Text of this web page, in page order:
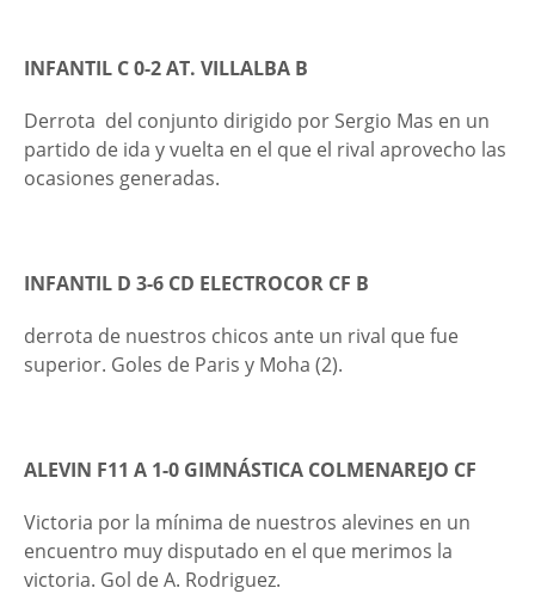
INFANTIL C 0-2 AT. VILLALBA B
Derrota del conjunto dirigido por Sergio Mas en un
partido de ida y vuelta en el que el rival aprovecho las
ocasiones generadas.
INFANTIL D 3-6 CD ELECTROCOR CF B
derrota de nuestros chicos ante un rival que fue
superior. Goles de Paris y Moha (2).
ALEVIN F11 A 1-0 GIMNÁSTICA COLMENAREJO CF
Victoria por la mínima de nuestros alevines en un
encuentro muy disputado en el que merimos la
victoria. Gol de A. Rodriguez.